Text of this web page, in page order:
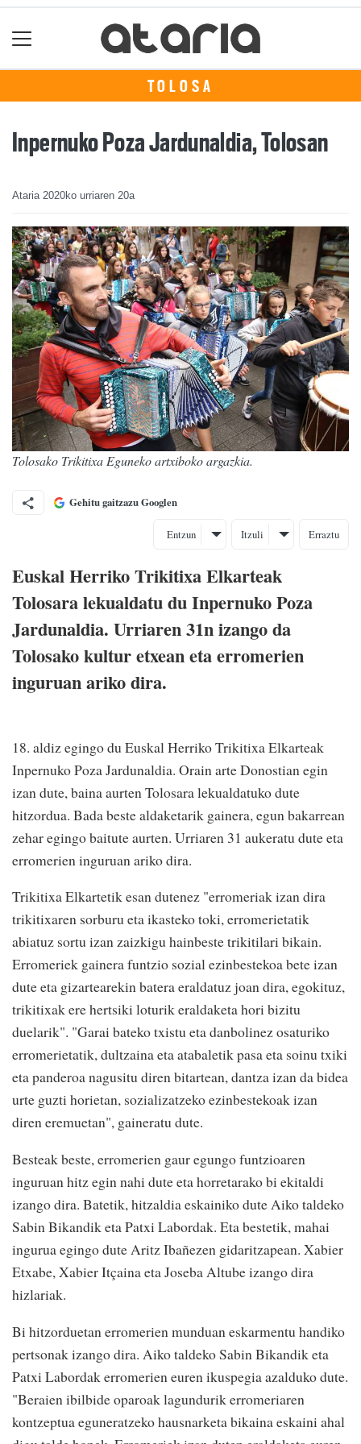
TOLOSA
Inpernuko Poza Jardunaldia, Tolosan
Ataria 2020ko urriaren 20a
Tolosako Trikitixa Eguneko artxiboko argazkia.
Gehitu gaitzazu Googlen
Entzun Itzuli Erraztu
Euskal Herriko Trikitixa Elkarteak
Tolosara lekualdatu du Inpernuko Poza
Jardunaldia. Urriaren 31n izango da
Tolosako kultur etxean eta erromerien
inguruan ariko dira.
18. aldiz egingo du Euskal Herriko Trikitixa Elkarteak
Inpernuko Poza Jardunaldia. Orain arte Donostian egin
izan dute, baina aurten Tolosara lekualdatuko dute
hitzordua. Bada beste aldaketarik gainera, egun bakarrean
zehar egingo baitute aurten. Urriaren 31 aukeratu dute eta
erromerien inguruan ariko dira.
Trikitixa Elkartetik esan dutenez "erromeriak izan dira
trikitixaren sorburu eta ikasteko toki, erromerietatik
abiatuz sortu izan zaizkigu hainbeste trikitilari bikain.
Erromeriek gainera funtzio sozial ezinbestekoa bete izan
dute eta gizartearekin batera eraldatuz joan dira, egokituz,
trikitixak ere hertsiki loturik eraldaketa hori bizitu
duelarik". "Garai bateko txistu eta danbolinez osaturiko
erromerietatik, dultzaina eta atabaletik pasa eta soinu txiki
eta panderoa nagusitu diren bitartean, dantza izan da bidea
urte guzti horietan, sozializatzeko ezinbestekoak izan
diren eremuetan", gaineratu dute.
Besteak beste, erromerien gaur egungo funtzioaren
inguruan hitz egin nahi dute eta horretarako bi ekitaldi
izango dira. Batetik, hitzaldia eskainiko dute Aiko taldeko
Sabin Bikandik eta Patxi Labordak. Eta bestetik, mahai
ingurua egingo dute Aritz Ibañezen gidaritzapean. Xabier
Etxabe, Xabier Itçaina eta Joseba Altube izango dira
hizlariak.
Bi hitzorduetan erromerien munduan eskarmentu handiko
pertsonak izango dira. Aiko taldeko Sabin Bikandik eta
Patxi Labordak erromerien euren ikuspegia azalduko dute.
"Beraien ibilbide oparoak lagundurik erromeriaren
kontzeptua eguneratzeko hausnarketa bikaina eskaini ahal